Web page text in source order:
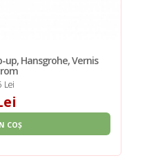
Hansgrohe, Vernis
Lei
COȘ